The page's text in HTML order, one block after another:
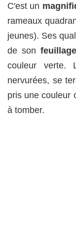
C'est un
rameaux
jeunes). Ses
de son
couleur verte.
nervurées, se
pris une couleur
à tomber.